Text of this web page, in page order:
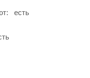
есть